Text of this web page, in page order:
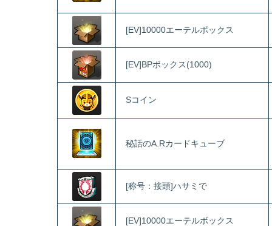
[EV]10000エーテルボックス
[EV]BPボックス(1000)
Sコイン
秘話のA.Rカードキューブ
[称号：接頭]ハサミで
[EV]10000エーテルボックス